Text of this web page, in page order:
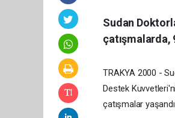
Sudan
çatışmalarda,
TRAKYA 2000 -
Destek
çatışmalar